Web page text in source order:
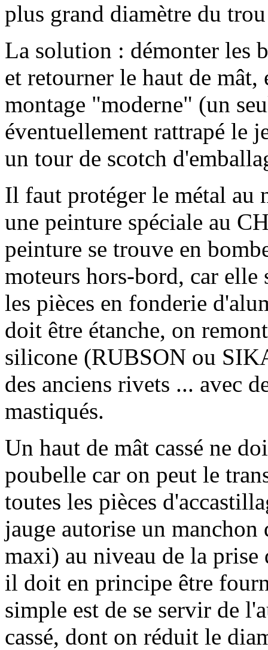
plus grand diamètre du
La solution : démonter les
et retourner le haut de
montage "moderne" (un
éventuellement rattrapé le
un tour de scotch
Il faut protéger le métal au
une peinture spéciale au
peinture se trouve en
moteurs hors-bord, car elle
les pièces en fonderie
doit être étanche, on
silicone (RUBSON ou
des anciens rivets ... avec
mastiqués.
Un haut de mât cassé ne
poubelle car on peut le
toutes les pièces
jauge autorise un
maxi) au niveau de la
il doit en principe être
simple est de se servir de
cassé, dont on réduit le